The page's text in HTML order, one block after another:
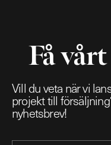
Få
Vill du veta när vi
projekt till
nyhetsbrev!